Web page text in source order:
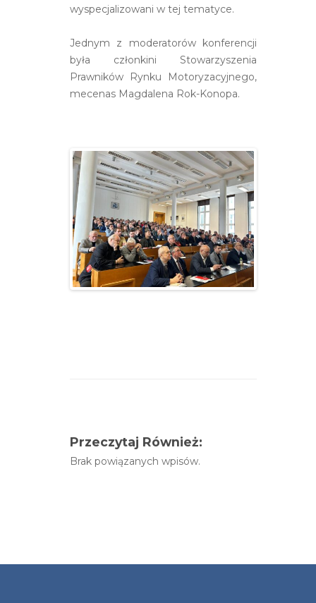
wyspecjalizowani w tej tematyce.
Jednym z moderatorów konferencji
była członkini Stowarzyszenia
Prawników Rynku Motoryzacyjnego,
mecenas Magdalena Rok-Konopa.
Przeczytaj Również:
Brak powiązanych wpisów.